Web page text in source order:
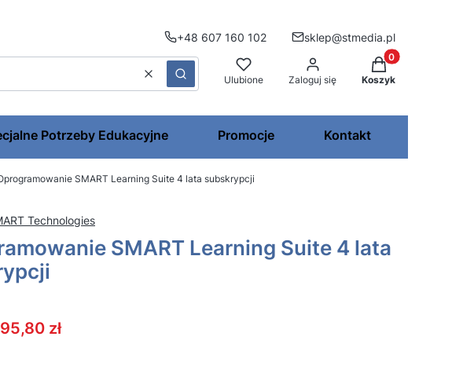
+48 607 160 102 sklep@stmedia.pl
WyczyśćSzukaj Ulubione Zaloguj się
Produkty w
Koszyk
Potrzeby Edukacyjne Promocje Kontakt
SMART Learning Suite 4 lata subskrypcji
Technologies
SMART Learning Suite 4 lata
zł